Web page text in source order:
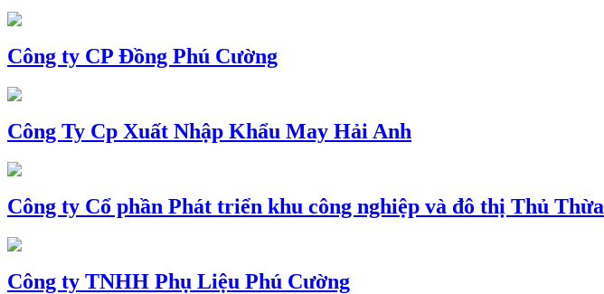
Công ty CP Đồng Phú Cường
Công Ty Cp Xuất Nhập Khẩu May Hải Anh
Công ty Cổ phần Phát triển khu công nghiệp và đô thị Thủ Thừa
Công ty TNHH Phụ Liệu Phú Cường